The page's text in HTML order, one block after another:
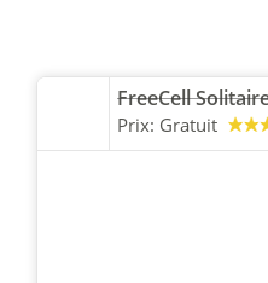
FreeCell
Prix: Gratuit